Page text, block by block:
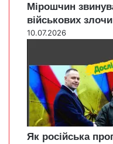
Мірошчин
військових
10.07.2026
Як російська